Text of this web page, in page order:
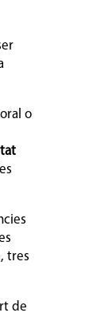
o
tres
de